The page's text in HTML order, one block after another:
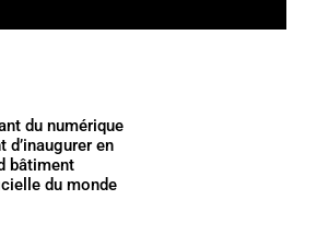
du numérique
d’inaugurer en
bâtiment
du monde